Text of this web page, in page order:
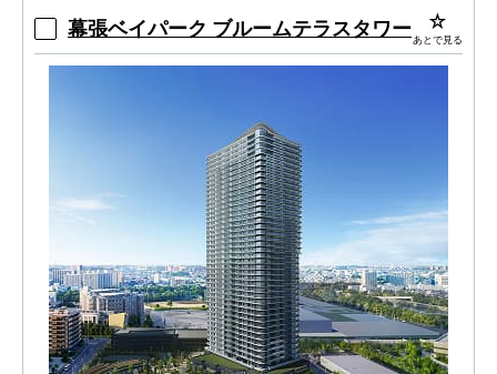
幕張ベイパーク ブルームテラスタワーあとで見る